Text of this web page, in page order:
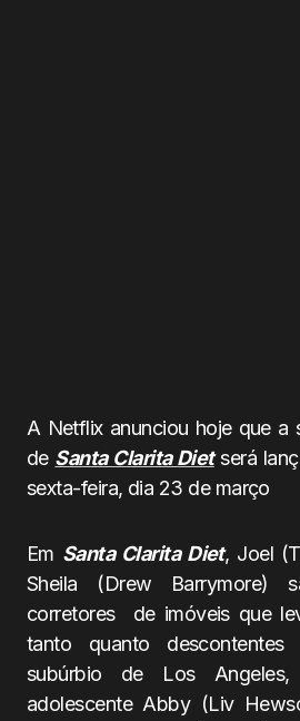
A Netflix anunciou hoje que a
de Santa Clarita Diet será
sexta-feira, dia 23 de março
Em Santa Clarita Diet, Joel
Sheila (Drew Barrymore)
corretores de imóveis que
tanto quanto descontentes
subúrbio de Los
adolescente Abby (Liv